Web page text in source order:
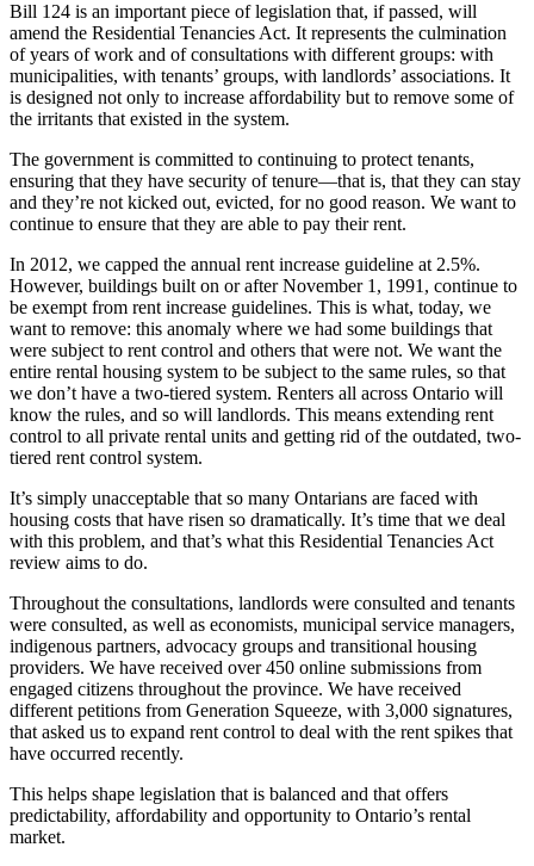
Bill 124 is an important piece of legislation that, if passed, will
amend the Residential Tenancies Act. It represents the culmination
of years of work and of consultations with different groups: with
municipalities, with tenants’ groups, with landlords’ associations. It
is designed not only to increase affordability but to remove some of
the irritants that existed in the system.
The government is committed to continuing to protect tenants,
ensuring that they have security of tenure—that is, that they can stay
and they’re not kicked out, evicted, for no good reason. We want to
continue to ensure that they are able to pay their rent.
In 2012, we capped the annual rent increase guideline at 2.5%.
However, buildings built on or after November 1, 1991, continue to
be exempt from rent increase guidelines. This is what, today, we
want to remove: this anomaly where we had some buildings that
were subject to rent control and others that were not. We want the
entire rental housing system to be subject to the same rules, so that
we don’t have a two-tiered system. Renters all across Ontario will
know the rules, and so will landlords. This means extending rent
control to all private rental units and getting rid of the outdated, two-
tiered rent control system.
It’s simply unacceptable that so many Ontarians are faced with
housing costs that have risen so dramatically. It’s time that we deal
with this problem, and that’s what this Residential Tenancies Act
review aims to do.
Throughout the consultations, landlords were consulted and tenants
were consulted, as well as economists, municipal service managers,
indigenous partners, advocacy groups and transitional housing
providers. We have received over 450 online submissions from
engaged citizens throughout the province. We have received
different petitions from Generation Squeeze, with 3,000 signatures,
that asked us to expand rent control to deal with the rent spikes that
have occurred recently.
This helps shape legislation that is balanced and that offers
predictability, affordability and opportunity to Ontario’s rental
market.